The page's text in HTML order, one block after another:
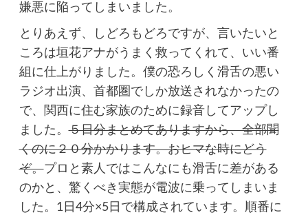
嫌悪に陥ってしまいました。
とりあえず、しどろもどろですが、言いたいと
ころは垣花アナがうまく救ってくれて、いい番
組に仕上がりました。僕の恐ろしく滑舌の悪い
ラジオ出演、首都圏でしか放送されなかったの
で、関西に住む家族のために録音してアップし
ました。５日分まとめてありますから、全部聞
くのに２０分かかります。おヒマな時にどう
ぞ。プロと素人ではこんなにも滑舌に差がある
のかと、驚くべき実態が電波に乗ってしまいま
した。1日4分×5日で構成されています。順番に